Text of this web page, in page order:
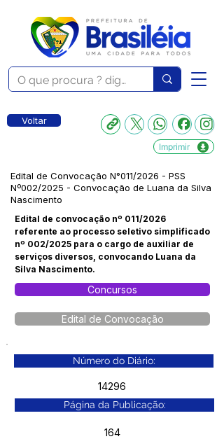
Voltar
Imprimir
Edital de Convocação N°011/2026 - PSS
Nº002/2025 - Convocação de Luana da Silva
Nascimento
Edital de convocação nº 011/2026
referente ao processo seletivo simplificado
nº 002/2025 para o cargo de auxiliar de
serviços diversos, convocando Luana da
Silva Nascimento.
Concursos
Edital de Convocação
Número do Diário:
14296
Página da Publicação:
164